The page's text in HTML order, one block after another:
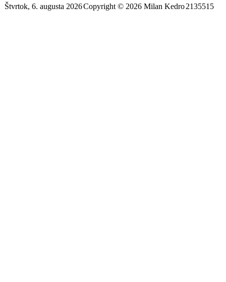
Štvrtok, 6. augusta 2026Copyright © 2026 Milan Kedro2135515